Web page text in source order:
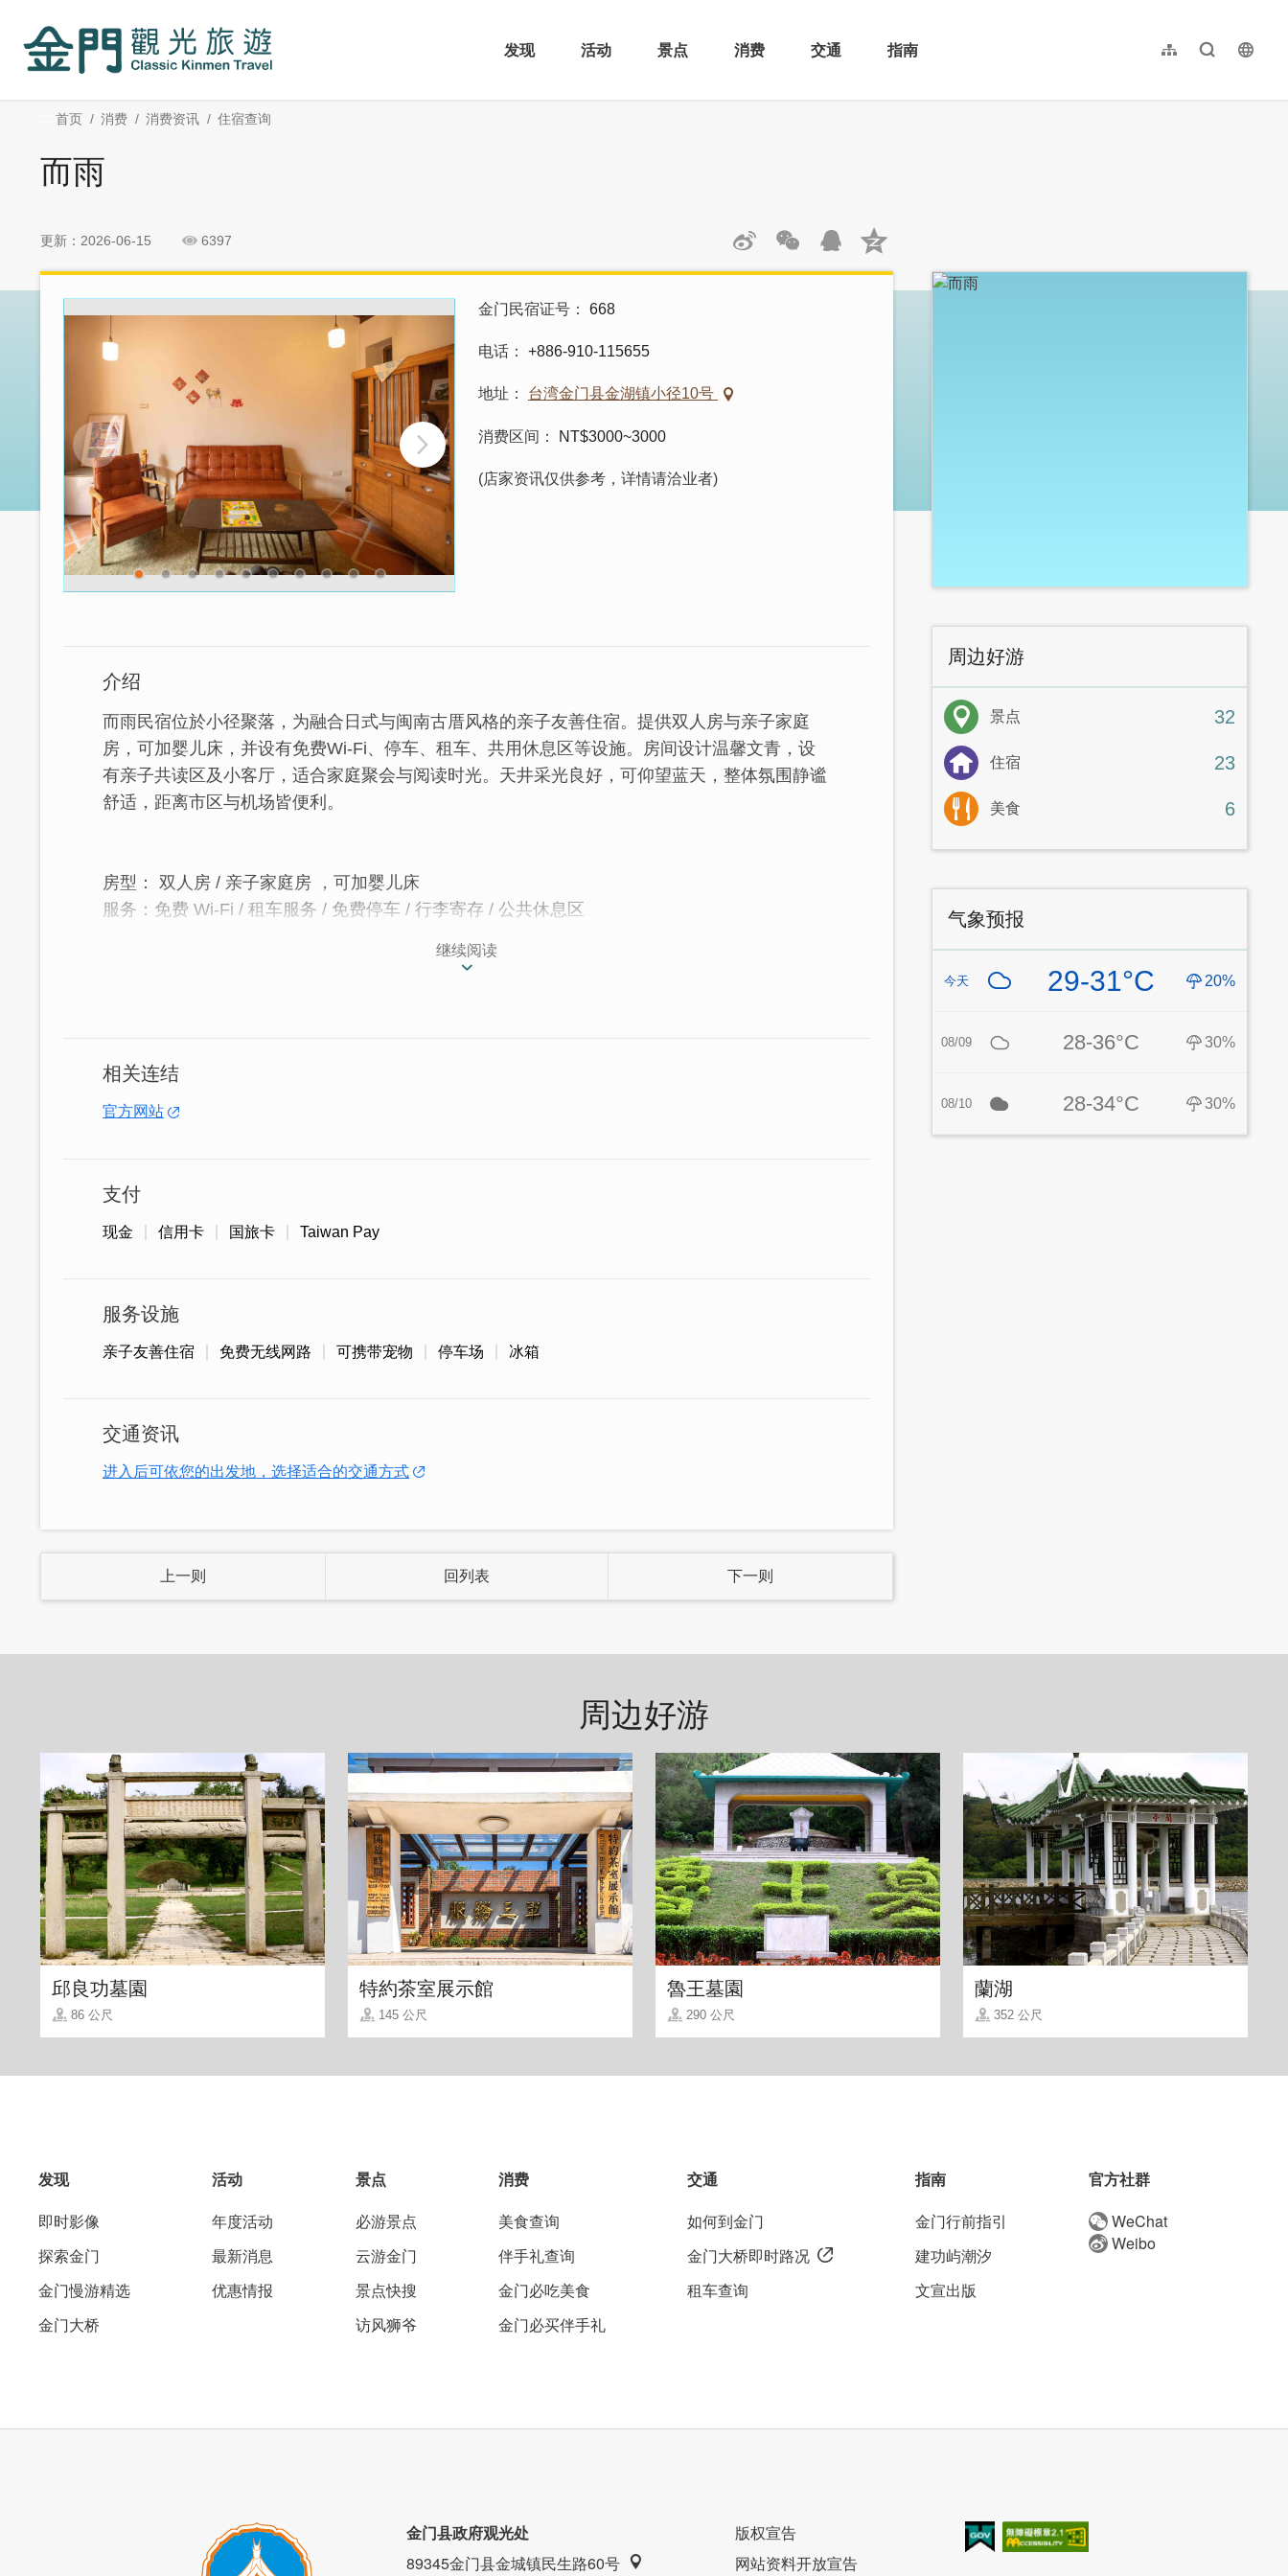
内
发现
活动 景点 消费 交通 指南 网站导览全文检索
繁體中文
首页 消费 消费资讯 住宿查询
而雨
更新：2026-06-15 6397
分
金门民宿证号 668
电话 +886-910-115655
地址 台湾金门县金湖镇小径10号
消费区间 NT$3000~3000
(店家资讯仅供参考，详情请洽业者)
介绍
而雨民宿位於小径聚落，为融合日式与闽南古厝风格的亲子友善住宿。提供双人房与亲子家庭
房，可加婴儿床，并设有免费Wi-Fi、停车、租车、共用休息区等设施。房间设计温馨文青，设
有亲子共读区及小客厅，适合家庭聚会与阅读时光。天井采光良好，可仰望蓝天，整体氛围静谧
舒适，距离市区与机场皆便利。
房型： 双人房 / 亲子家庭房 ，可加婴儿床
服务：免费 Wi-Fi / 租车服务 / 免费停车 / 行李寄存 / 公共休息区
日本某个小乡村中。
舒适沙发，适合在此惬意的读书，也是拍摄网美照的好点位！
继续阅读
相关连结
官方网站
支付
现金 信用卡 国旅卡 Taiwan Pay
服务设施
亲子友善住宿 免费无线网路 可携带宠物 停车场 冰箱
交通资讯
进入后可依您的出发地，选择适合的交通方式
上一则 回列表 下一则
:::
周边好游
景点 32
住宿 23
美食 6
气象预报
今天 29-31°C 20%
08/09 28-36°C 30%
08/10 28-34°C 30%
周边好游
邱良功墓園
86 公尺
特約茶室展示館
145 公尺
魯王墓園
290 公尺
蘭湖
352 公尺
发现
即时影像
探索金门
金门慢游精选
金门大桥
活动
年度活动
最新消息
优惠情报
景点
必游景点
云游金门
景点快搜
访风狮爷
消费
美食查询
伴手礼查询
金门必吃美食
金门必买伴手礼
交通
如何到金门
金门大桥即时路况
租车查询
指南
金门行前指引
建功屿潮汐
文宣出版
官方社群
WeChat
Weibo
金门县政府观光处
89345金门县金城镇民生路60号
版权宣告
网站资料开放宣告